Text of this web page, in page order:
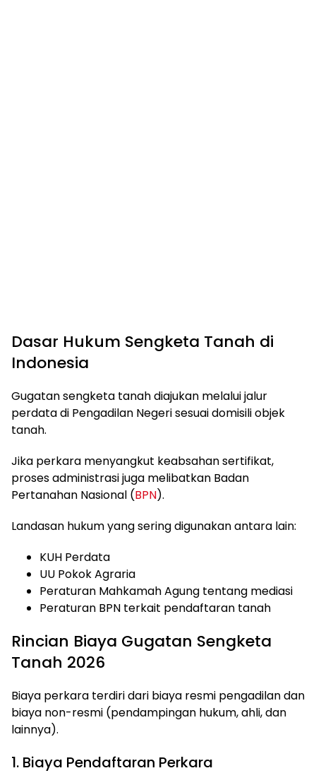
Dasar Hukum Sengketa Tanah di
Indonesia
Gugatan sengketa tanah diajukan melalui jalur
perdata di Pengadilan Negeri sesuai domisili objek
tanah.
Jika perkara menyangkut keabsahan sertifikat,
proses administrasi juga melibatkan Badan
Pertanahan Nasional (BPN).
Landasan hukum yang sering digunakan antara lain:
KUH Perdata
UU Pokok Agraria
Peraturan Mahkamah Agung tentang mediasi
Peraturan BPN terkait pendaftaran tanah
Rincian Biaya Gugatan Sengketa
Tanah 2026
Biaya perkara terdiri dari biaya resmi pengadilan dan
biaya non-resmi (pendampingan hukum, ahli, dan
lainnya).
1. Biaya Pendaftaran Perkara